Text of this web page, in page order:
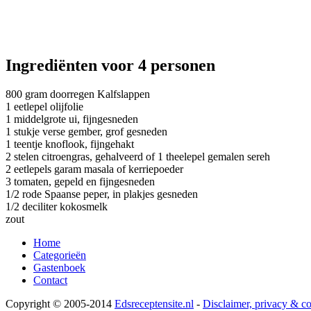
Ingrediënten voor 4 personen
800 gram doorregen Kalfslappen
1 eetlepel olijfolie
1 middelgrote ui, fijngesneden
1 stukje verse gember, grof gesneden
1 teentje knoflook, fijngehakt
2 stelen citroengras, gehalveerd of 1 theelepel gemalen sereh
2 eetlepels garam masala of kerriepoeder
3 tomaten, gepeld en fijngesneden
1/2 rode Spaanse peper, in plakjes gesneden
1/2 deciliter kokosmelk
zout
Home
Categorieën
Gastenboek
Contact
Copyright © 2005-2014 Edsreceptensite.nl - Disclaimer, privacy &